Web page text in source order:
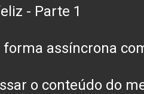
- Parte 1
assíncrona
o conteúdo do